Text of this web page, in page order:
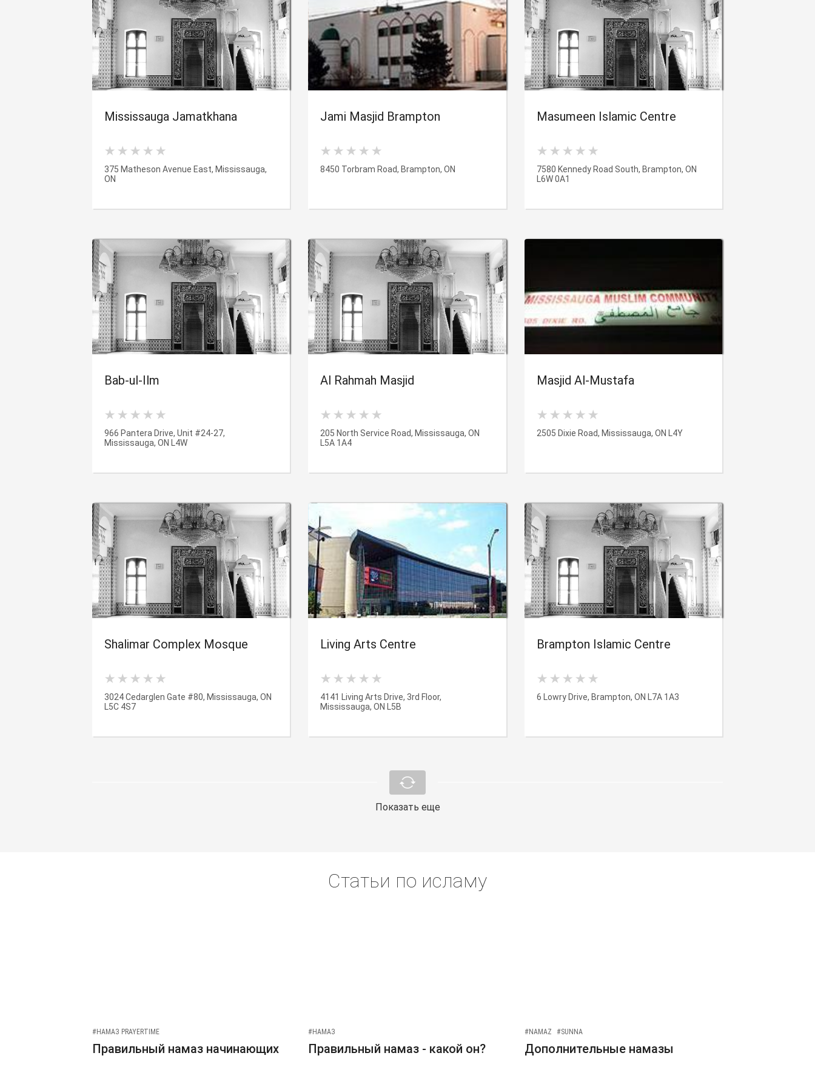
Mississauga Jamatkhana
375 Matheson Avenue East, Mississauga,
ON
Jami Masjid Brampton
8450 Torbram Road, Brampton, ON
Masumeen Islamic Centre
7580 Kennedy Road South, Brampton, ON
L6W 0A1
Bab-ul-Ilm
966 Pantera Drive, Unit #24-27,
Mississauga, ON L4W
Al Rahmah Masjid
205 North Service Road, Mississauga, ON
L5A 1A4
Masjid Al-Mustafa
2505 Dixie Road, Mississauga, ON L4Y
Shalimar Complex Mosque
3024 Cedarglen Gate #80, Mississauga, ON
L5C 4S7
Living Arts Centre
4141 Living Arts Drive, 3rd Floor,
Mississauga, ON L5B
Brampton Islamic Centre
6 Lowry Drive, Brampton, ON L7A 1A3
Показать еще
Статьи по исламу
#НАМАЗ PRAYERTIME
Правильный намаз начинающих
#НАМАЗ
Правильный намаз - какой он?
#NAMAZ #SUNNA
Дополнительные намазы